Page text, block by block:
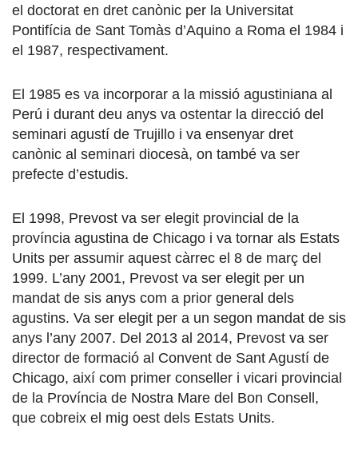
el doctorat en dret canònic per la Universitat
Pontifícia de Sant Tomàs d’Aquino a Roma el 1984 i
el 1987, respectivament.
El 1985 es va incorporar a la missió agustiniana al
Perú i durant deu anys va ostentar la direcció del
seminari agustí de Trujillo i va ensenyar dret
canònic al seminari diocesà, on també va ser
prefecte d’estudis.
El 1998, Prevost va ser elegit provincial de la
província agustina de Chicago i va tornar als Estats
Units per assumir aquest càrrec el 8 de març del
1999. L’any 2001, Prevost va ser elegit per un
mandat de sis anys com a prior general dels
agustins. Va ser elegit per a un segon mandat de sis
anys l’any 2007. Del 2013 al 2014, Prevost va ser
director de formació al Convent de Sant Agustí de
Chicago, així com primer conseller i vicari provincial
de la Província de Nostra Mare del Bon Consell,
que cobreix el mig oest dels Estats Units.